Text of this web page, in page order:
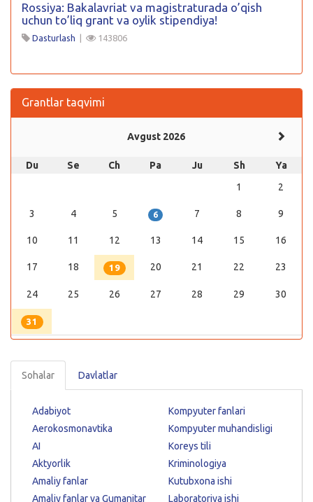
Rossiya: Bakalavriat va magistraturada o’qish
uchun to’liq grant va oylik stipendiya!
Dasturlash 143806
Grantlar taqvimi
Avgust 2026
Du Se Ch Pa Ju Sh
Ya
1
2
3 4 5 6 7 8 9
10 11 12 13 14 15 16
17 18 19 20 21 22 23
24 25 26 27 28 29 30
31
Sohalar Davlatlar
Adabiyot
Aerokosmonavtika
AI
Aktyorlik
Amaliy fanlar
Amaliy fanlar va Gumanitar
Kompyuter fanlari
Kompyuter muhandisligi
Koreys tili
Kriminologiya
Kutubxona ishi
Laboratoriya ishi